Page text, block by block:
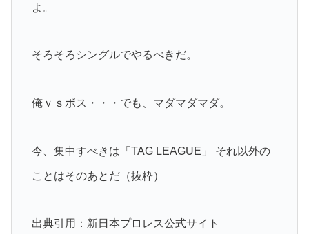
よ。
そろそろシングルでやるべきだ。
俺ｖｓボス・・・でも、マダマダマダ。
今、集中すべきは「TAG LEAGUE」 それ以外の
ことはそのあとだ（抜粋）
出典引用：新日本プロレス公式サイト